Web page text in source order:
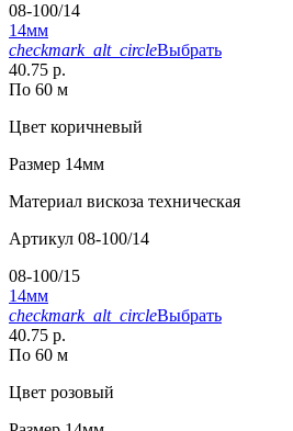
08-100/14
14мм
checkmark_alt_circleВыбрать
40.75 р.
По 60 м
Цвет коричневый
Размер 14мм
Материал вискоза техническая
Артикул 08-100/14
08-100/15
14мм
checkmark_alt_circleВыбрать
40.75 р.
По 60 м
Цвет розовый